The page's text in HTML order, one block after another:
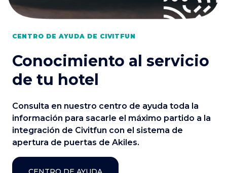
CENTRO DE AYUDA DE CIVITFUN
Conocimiento al servicio
de tu hotel
Consulta en nuestro centro de ayuda toda la
información para sacarle el máximo partido a la
integración de Civitfun con el sistema de
apertura de puertas de Akiles.